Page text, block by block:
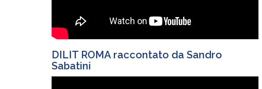
DILIT ROMA raccontato da Sandro
Sabatini